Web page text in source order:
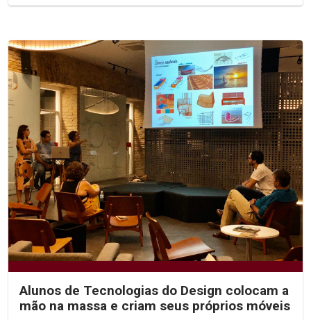
Alunos de Tecnologias do Design colocam a
mão na massa e criam seus próprios móveis